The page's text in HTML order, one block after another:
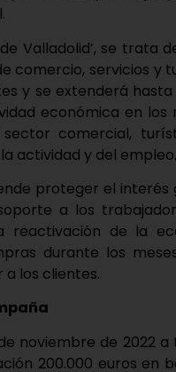
Valladolid’, se
comercio, servicios y
y se extenderá
económica en los
comercial,
actividad y del empleo.
proteger el interés
a los
reactivación de la
durante los
a los clientes.
de noviembre de 2022
200.000 euros en